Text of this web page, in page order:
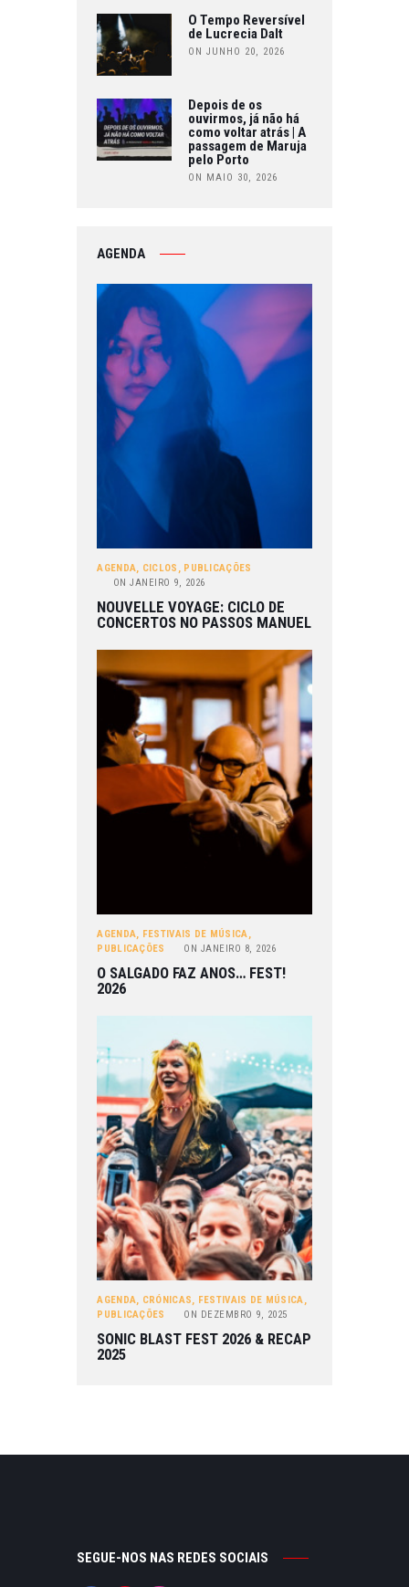
O Tempo Reversível
de Lucrecia Dalt
ON JUNHO 20, 2026
Depois de os
ouvirmos, já não há
como voltar atrás | A
passagem de Maruja
pelo Porto
ON MAIO 30, 2026
AGENDA
AGENDA, CICLOS , PUBLICAÇÕES
ON JANEIRO 9, 2026
NOUVELLE VOYAGE: CICLO DE
CONCERTOS NO PASSOS MANUEL
AGENDA, FESTIVAIS DE MÚSICA,
PUBLICAÇÕES
ON JANEIRO 8, 2026
O SALGADO FAZ ANOS… FEST!
2026
AGENDA, CRÓNICAS, FESTIVAIS DE MÚSICA,
PUBLICAÇÕES
ON DEZEMBRO 9, 2025
SONIC BLAST FEST 2026 & RECAP
2025
SEGUE-NOS NAS REDES SOCIAIS